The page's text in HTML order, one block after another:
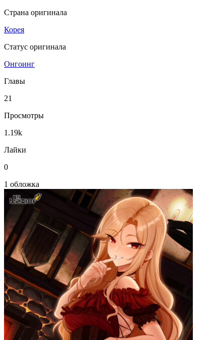
Страна оригинала
Корея
Статус оригинала
Онгоинг
Главы
21
Просмотры
1.19k
Лайки
0
1 обложка